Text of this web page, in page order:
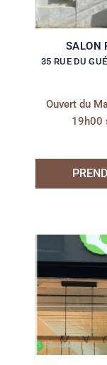
SALON
35 RUE DU
Ouvert du
19h00